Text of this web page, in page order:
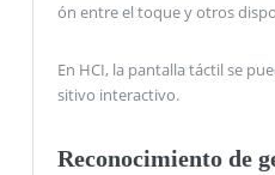
ón entre el toque y otros
En HCI, la pantalla táctil se
sitivo interactivo.
Reconocimiento de